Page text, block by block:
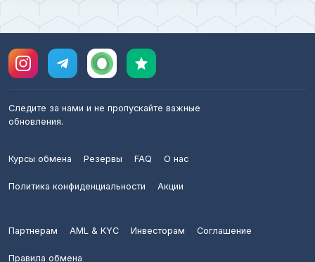
Следите за нами и не пропускайте важные
обновления.
Курсы обмена Резервы FAQ О нас
Политика конфиденциальности Акции
Партнерам AML & KYC Инвесторам Соглашение
Правила обмена